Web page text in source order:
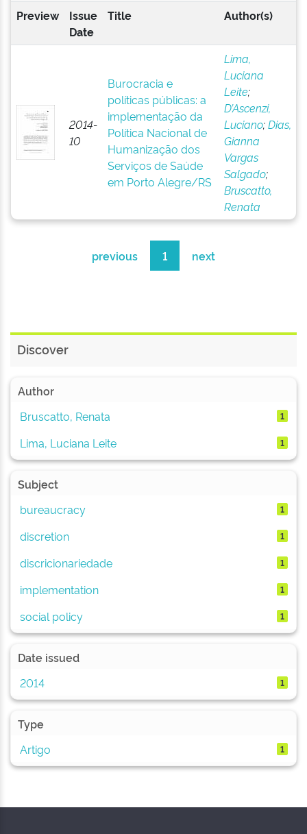
Preview
Issue
Date
Title Author(s)
2014-
10
Burocracia e
políticas públicas: a
implementação da
Política Nacional de
Humanização dos
Serviços de Saúde
em Porto Alegre/RS
Lima,
Luciana
Leite;
D’Ascenzi,
Luciano;Dias,
Gianna
Vargas
Salgado;
Bruscatto,
Renata
previous 1 next
Discover
Author
Bruscatto, Renata
1
Lima, Luciana Leite 1
Subject
bureaucracy
1
discretion 1
discricionariedade 1
implementation 1
social policy 1
Date issued
2014
1
Type
Artigo
1